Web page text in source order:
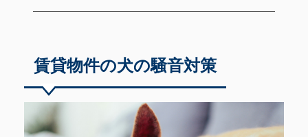
賃貸物件の犬の騒音対策